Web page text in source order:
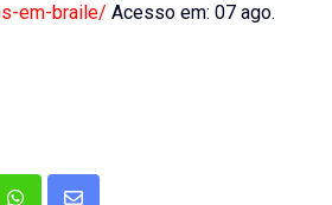
em-braile/ Acesso em: 07 ago.